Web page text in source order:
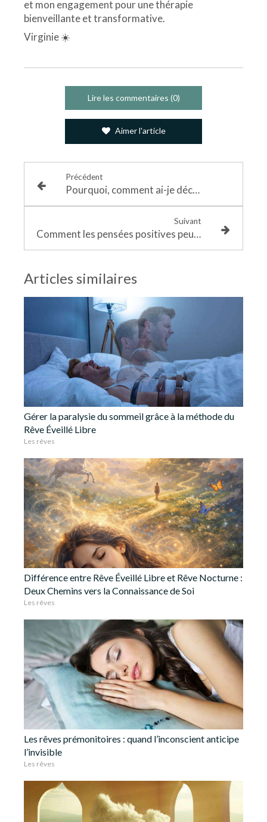
et mon engagement pour une thérapie
bienveillante et transformative.
Virginie ☀️
Lire les commentaires (0)
Aimer l'article
Précédent
Pourquoi, comment ai-je découvert le rêve éveillé libre et qu’est-ce que ça m’a apporté
Suivant
Comment les pensées positives peuvent améliorer mon bien-être ?
Articles similaires
Gérer la paralysie du sommeil grâce à la méthode du
Rêve Éveillé Libre
Les rêves
Différence entre Rêve Éveillé Libre et Rêve Nocturne :
Deux Chemins vers la Connaissance de Soi
Les rêves
Les rêves prémonitoires : quand l’inconscient anticipe
l’invisible
Les rêves